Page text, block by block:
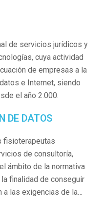
de servicios jurídicos y
cuya actividad
de empresas a la
e Internet, siendo
el año 2.000.
DE DATOS
fisioterapeutas
de consultoría,
ámbito de la normativa
finalidad de conseguir
a las exigencias de la…